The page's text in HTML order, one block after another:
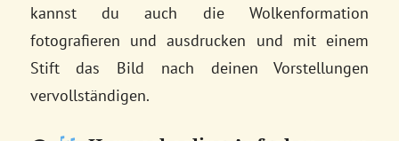
kannst du auch die Wolkenformation
fotografieren und ausdrucken und mit einem
Stift das Bild nach deinen Vorstellungen
vervollständigen.